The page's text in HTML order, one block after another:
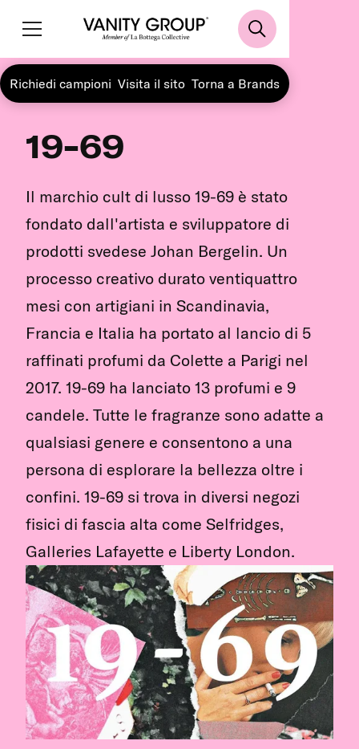
Richiedi campioni Visita il sito Torna a Brands
19-69
Il marchio cult di lusso 19-69 è stato
fondato dall'artista e sviluppatore di
prodotti svedese Johan Bergelin. Un
processo creativo durato ventiquattro
mesi con artigiani in Scandinavia,
Francia e Italia ha portato al lancio di 5
raffinati profumi da Colette a Parigi nel
2017. 19-69 ha lanciato 13 profumi e 9
candele. Tutte le fragranze sono adatte a
qualsiasi genere e consentono a una
persona di esplorare la bellezza oltre i
confini. 19-69 si trova in diversi negozi
fisici di fascia alta come Selfridges,
Galleries Lafayette e Liberty London.